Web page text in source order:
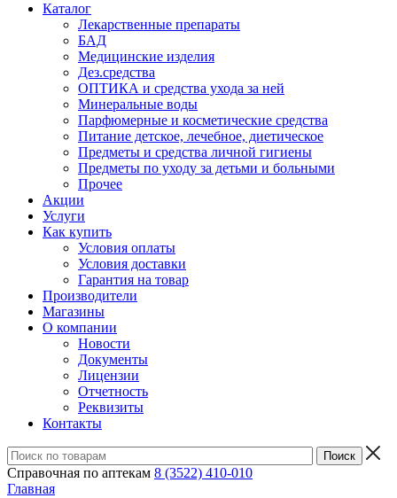
Каталог
Лекарственные препараты
БАД
Медицинские изделия
Дез.средства
ОПТИКА и средства ухода за ней
Минеральные воды
Парфюмерные и косметические средства
Питание детское, лечебное, диетическое
Предметы и средства личной гигиены
Предметы по уходу за детьми и больными
Прочее
Акции
Услуги
Как купить
Условия оплаты
Условия доставки
Гарантия на товар
Производители
Магазины
О компании
Новости
Документы
Лицензии
Отчетность
Реквизиты
Контакты
Справочная по аптекам 8 (3522) 410-010
Главная